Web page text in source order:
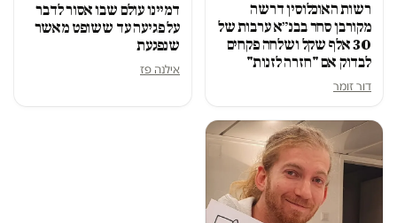
רשות האוכלוסין דרשה
מקורבן סחר בבנ״א ערבות של
30 אלף שקל ושלחה פקחים
לבדוק אם "חזרה לזנות"
דור זומר
דמיינו עולם שבו אסור לדבר
על פגיעה עד ששופט מאשר
שנפגעת
אילנה פז